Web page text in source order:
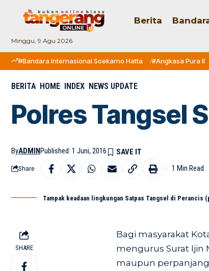
Minggu, 9 Agu 2026
Berita
#Bandara Internasional Soekarno Hatta #Angkasa Pura II
BERITA HOME INDEX NEWS UPDATE
Polres Tangsel
ByADMINPublished: 1 Juni, 2016
Share 1 Min Read
Tampak keadaan lingkungan Satpas Tangsel di Perancis
SHARE
Bagi masyarakat
mengurus Surat Ijin
maupun